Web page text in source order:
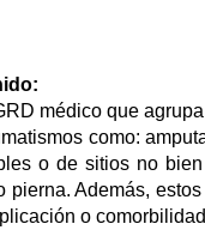
médico que
como:
o de sitios no
pierna. Además,
o